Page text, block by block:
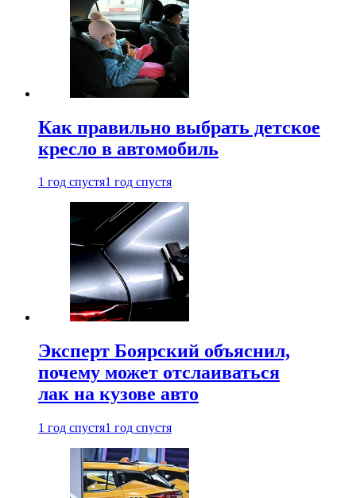
Как правильно выбрать детское
кресло в автомобиль
1 год спустя1 год спустя
Эксперт Боярский объяснил,
почему может отслаиваться
лак на кузове авто
1 год спустя1 год спустя